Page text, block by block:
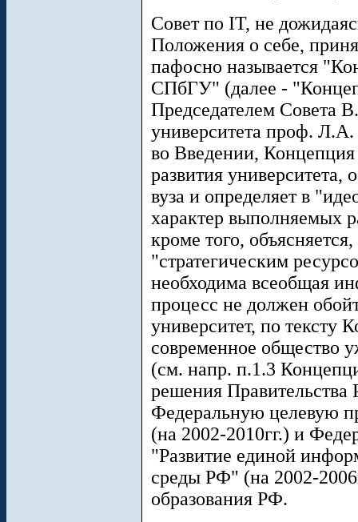
Совет по IT, не
Положения о себе,
пафосно называется
СПбГУ" (далее -
Председателем Совета
университета проф.
во Введении,
развития
вуза и определяет в
характер выполняемых
кроме того,
"стратегическим
необходима всеобщая
процесс не должен
университет, по тексту
современное общество
(см. напр. п.1.3
решения Правительства
Федеральную целевую
(на 2002-2010гг.) и
"Развитие единой
среды РФ" (на 2002-
образования РФ.